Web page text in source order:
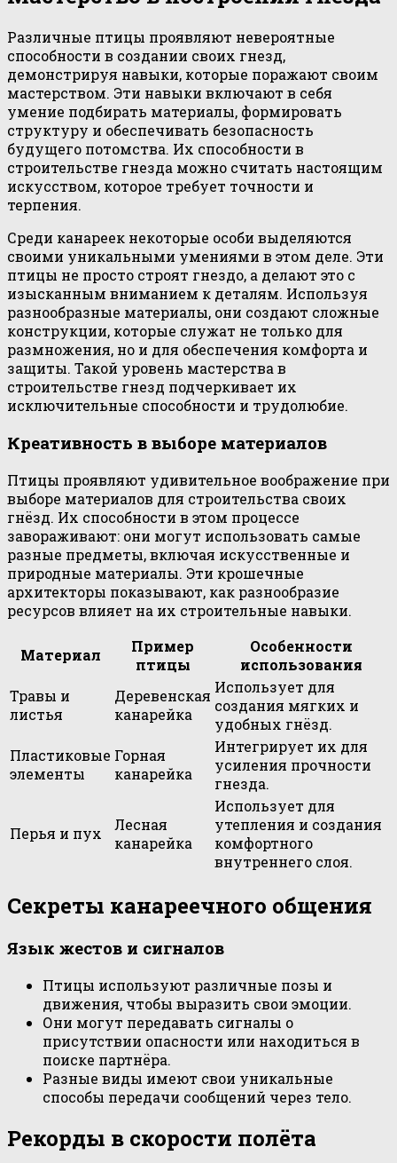
Различные птицы проявляют невероятные
способности в создании своих гнезд,
демонстрируя навыки, которые поражают своим
мастерством. Эти навыки включают в себя
умение подбирать материалы, формировать
структуру и обеспечивать безопасность
будущего потомства. Их способности в
строительстве гнезда можно считать настоящим
искусством, которое требует точности и
терпения.
Среди канареек некоторые особи выделяются
своими уникальными умениями в этом деле. Эти
птицы не просто строят гнездо, а делают это с
изысканным вниманием к деталям. Используя
разнообразные материалы, они создают сложные
конструкции, которые служат не только для
размножения, но и для обеспечения комфорта и
защиты. Такой уровень мастерства в
строительстве гнезд подчеркивает их
исключительные способности и трудолюбие.
Креативность в выборе материалов
Птицы проявляют удивительное воображение при
выборе материалов для строительства своих
гнёзд. Их способности в этом процессе
завораживают: они могут использовать самые
разные предметы, включая искусственные и
природные материалы. Эти крошечные
архитекторы показывают, как разнообразие
ресурсов влияет на их строительные навыки.
Материал
Пример
птицы
Особенности
использования
Травы и
листья
Деревенская
канарейка
Использует для
создания мягких и
удобных гнёзд.
Пластиковые
элементы
Горная
канарейка
Интегрирует их для
усиления прочности
гнезда.
Перья и пух
Лесная
канарейка
Использует для
утепления и создания
комфортного
внутреннего слоя.
Секреты канареечного общения
Язык жестов и сигналов
Птицы используют различные позы и
движения, чтобы выразить свои эмоции.
Они могут передавать сигналы о
присутствии опасности или находиться в
поиске партнёра.
Разные виды имеют свои уникальные
способы передачи сообщений через тело.
Рекорды в скорости полёта